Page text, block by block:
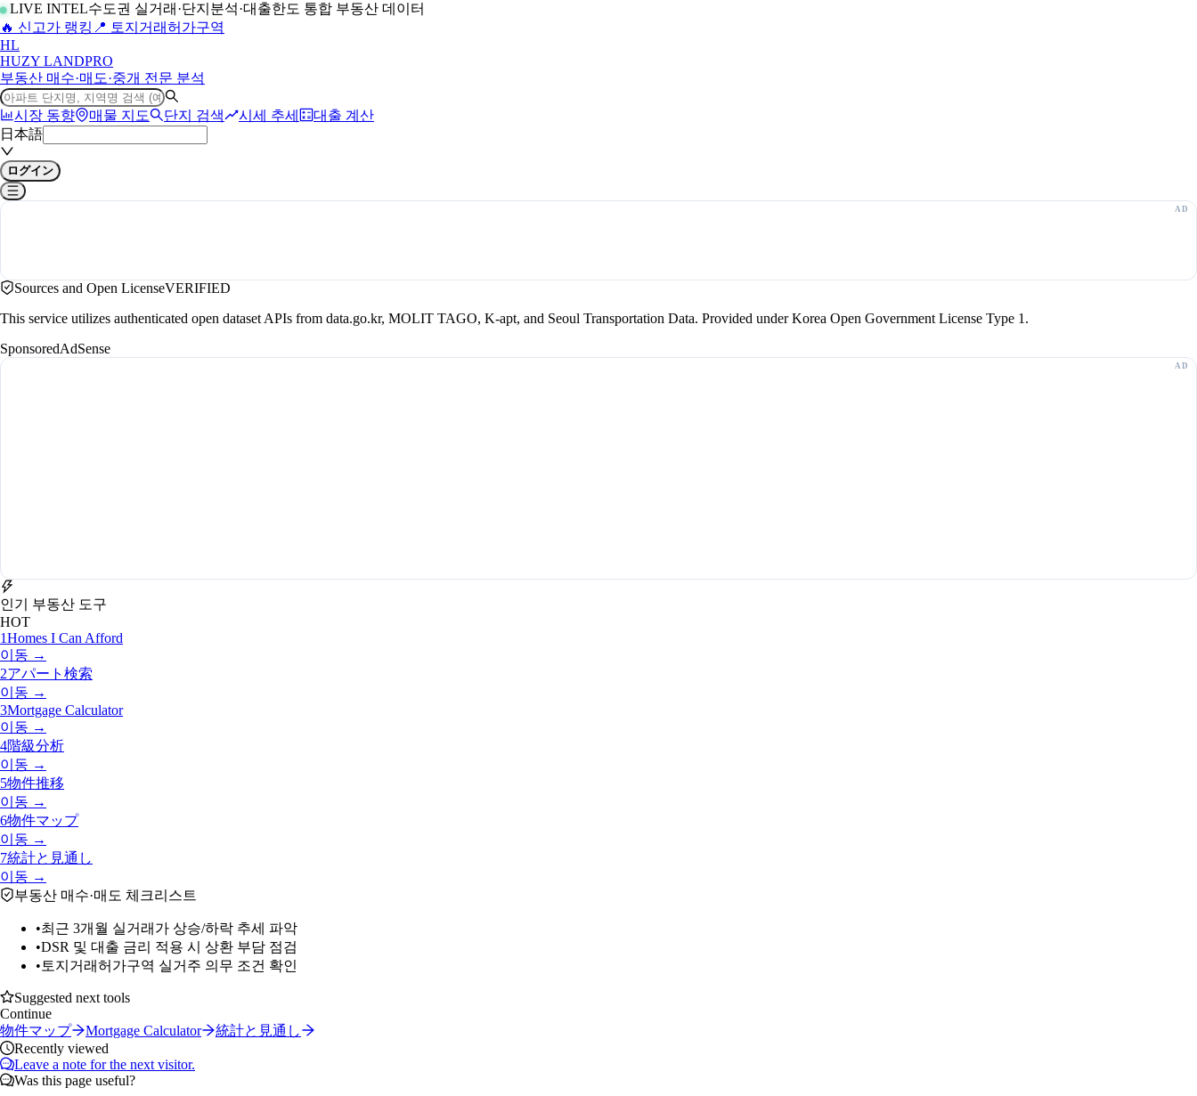
LIVE INTEL수도권 실거래·단지분석·대출한도 통합 부동산 데이터
🔥 신고가 랭킹 📍 토지거래허가구역
HL
HUZY LANDPRO
부동산 매수·매도·중개 전문 분석
시장 동향 매물 지도 단지 검색 시세 추세
대출 계산
日本語
ログイン
Sources and Open LicenseVERIFIED
This service utilizes authenticated open dataset APIs from data.go.kr, MOLIT TAGO, K-apt, and Seoul Transportation Data. Provided under Korea Open Government License Type 1.
SponsoredAdSense
인기 부동산 도구
HOT
1Homes I Can Afford
이동 →
2アパート検索
이동 →
3Mortgage Calculator
이동 →
4階級分析
이동 →
5物件推移
이동 →
6物件マップ
이동 →
7統計と見通し
이동 →
부동산 매수·매도 체크리스트
•최근 3개월 실거래가 상승/하락 추세 파악
•DSR 및 대출 금리 적용 시 상환 부담 점검
• 토지거래허가구역 실거주 의무 조건 확인
Suggested next tools
Continue
物件マップ
Mortgage Calculator
統計と見通し
Recently viewed
Leave a note for the next visitor.
Was this page useful?